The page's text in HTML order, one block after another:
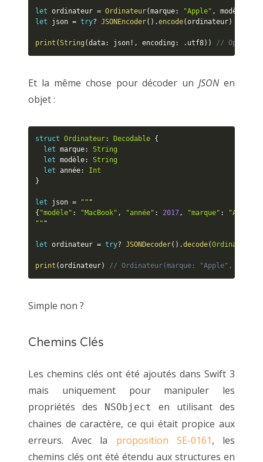
let ordinateur = Ordinateur(marque: "Apple" , modèle
let json = try? JSONEncoder( ) .encode(ordinateur)
print (String (data: json ! , encoding : . utf8) ) //
Et la même chose pour décoder unJSONen
objet :
struct Ordinateur: Decodable {
let marque:
String
let modèle:
String
let année:
Int
}
let json = ""
{ "modèle" : "MacBook" , "année" : 2017, "marque" : "Apple"
"" "
let ordinateur = try? JSONDecoder( ) .decode(Ordinateur
print (ordinateur) // Ordinateur(marque: "Apple",
Simple non ?
Chemins Clés
Les chemins clés ont été ajoutés dans Swift 3
mais uniquement pour manipuler les
propriétés des
NSObject
en utilisant des
chaines de caractère, ce qui était propice aux
erreurs. Avec la proposition SE-0161, les
chemins clés ont été étendu aux structures en